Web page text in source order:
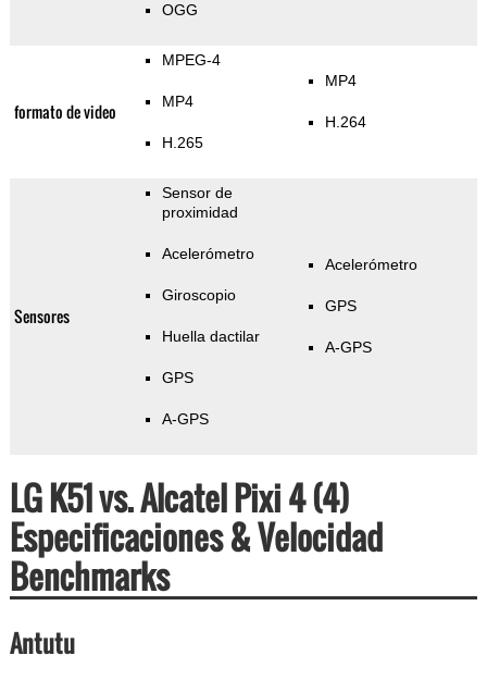
OGG
formato de video
MPEG-4
MP4
H.265
MP4
H.264
Sensores
Sensor de
proximidad
Acelerómetro
Giroscopio
Huella dactilar
GPS
A-GPS
Acelerómetro
GPS
A-GPS
LG K51 vs. Alcatel Pixi 4 (4)
Especificaciones & Velocidad
Benchmarks
Antutu